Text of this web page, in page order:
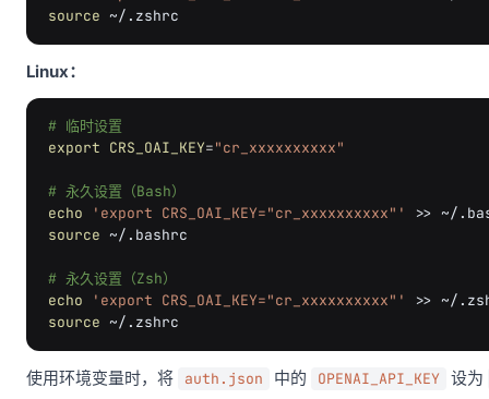
source
Linux：
# 临时设置
export CRS_OAI_KEY="cr_xxxxxxxxxx"
# 永久设置（Bash）
echo
'export CRS_OAI_KEY="cr_xxxxxxxxxx"'
>>
source ~/.bashrc
# 永久设置（Zsh）
echo
'export CRS_OAI_KEY="cr_xxxxxxxxxx"'
>>
source
使用环境变量时，将 auth.json 中的 OPENAI_API_KEY 设为